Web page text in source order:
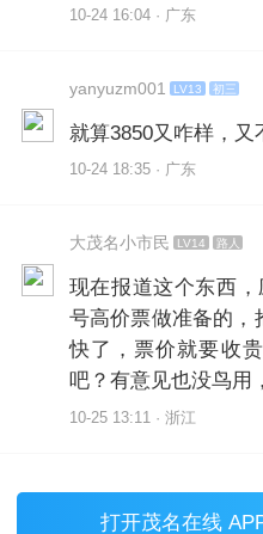
10-24 16:04 · 广东
yanyuzm001 LV13 初三
就算3850又咋样，又
10-24 18:35 · 广东
大茂名小市民 LV14 路人
现在报道这个东西
号高价票做准备的，
快了，票价就要收
吧？有意见也没鸟用
10-25 13:11 · 浙江
打开茂名在线